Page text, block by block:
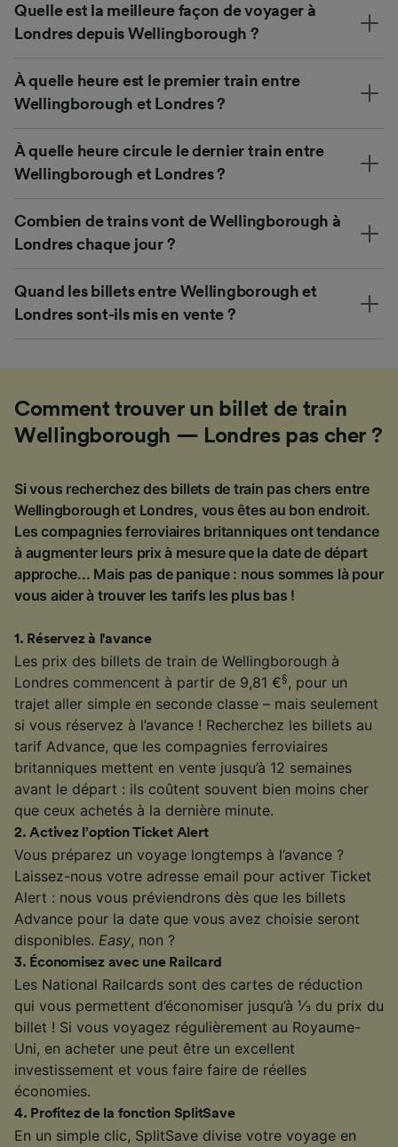
Quelle est la meilleure façon de voyager à
Londres depuis Wellingborough ?
À quelle heure est le premier train entre
Wellingborough et Londres ?
À quelle heure circule le dernier train entre
Wellingborough et Londres ?
Combien de trains vont de Wellingborough à
Londres chaque jour ?
Quand les billets entre Wellingborough et
Londres sont-ils mis en vente ?
Comment trouver un billet de train
Wellingborough — Londres pas cher ?
Si vous recherchez des billets de train pas chers entre
Wellingborough et Londres, vous êtes au bon endroit.
Les compagnies ferroviaires britanniques ont tendance
à augmenter leurs prix à mesure que la date de départ
approche... Mais pas de panique : nous sommes là pour
vous aider à trouver les tarifs les plus bas !
1 . Réservez à l'avance
Les prix des billets de train de Wellingborough à
Londres commencent à partir de 9,81 €§, pour un
trajet aller simple en seconde classe – mais seulement
si vous réservez à l’avance ! Recherchez les billets au
tarif Advance, que les compagnies ferroviaires
britanniques mettent en vente jusqu’à 12 semaines
avant le départ : ils coûtent souvent bien moins cher
que ceux achetés à la dernière minute.
2.Activez l’option Ticket Alert
Vous préparez un voyage longtemps à l’avance ?
Laissez-nous votre adresse email pour activer Ticket
Alert : nous vous préviendrons dès que les billets
Advance pour la date que vous avez choisie seront
disponibles. Easy, non ?
3. Économisez avec une Railcard
Les National Railcards sont des cartes de réduction
qui vous permettent d’économiser jusqu’à ⅓ du prix du
billet ! Si vous voyagez régulièrement au Royaume-
Uni, en acheter une peut être un excellent
investissement et vous faire faire de réelles
économies.
4. Profitez de la fonction SplitSave
En un simple clic, SplitSave divise votre voyage en